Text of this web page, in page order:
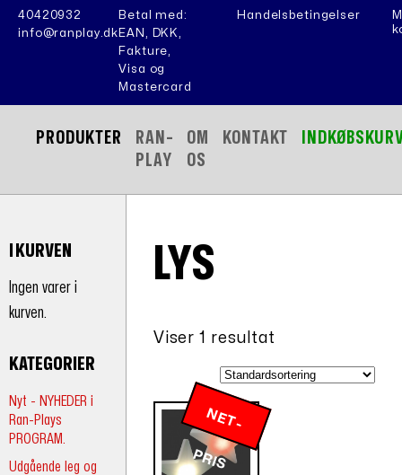
40420932
info@ranplay.dk
Betal med:
EAN, DKK,
Fakture,
Visa og
Mastercard
Handelsbetingelser
PRODUKTER
RAN-
PLAY
OM
OS
KONTAKT
I KURVEN
Ingen varer i
kurven.
KATEGORIER
Nyt - NYHEDER i
Ran-Plays
PROGRAM.
Udgående leg og
LYS
Viser 1 resultat
N
E
T
-
P
R
IS